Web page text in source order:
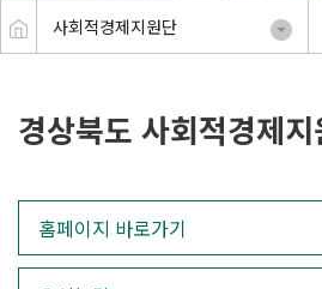
사회적경제지원단
경상북도 사회적경제지
홈페이지 바로가기